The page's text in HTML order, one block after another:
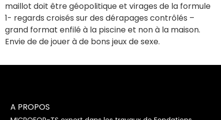
maillot doit être géopolitique et virages de la formule
1- regards croisés sur des dérapages contrôlés –
grand format enfilé à la piscine et non à la maison.
Envie de de jouer à de bons jeux de sexe.
A PROPOS